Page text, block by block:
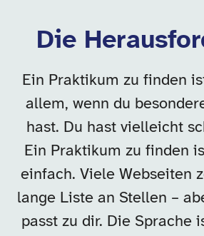
Die
Ein Praktikum zu finden
allem, wenn du
hast. Du hast vielleicht
Ein Praktikum zu finden
einfach. Viele Webseiten
lange Liste an Stellen –
passt zu dir. Die Sprache